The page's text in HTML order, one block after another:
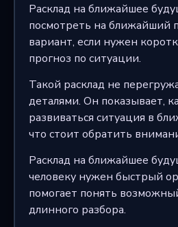
Расклад на ближайшее
посмотреть на ближайший
вариант, если нужен
прогноз по ситуации.
Такой расклад не
деталями. Он показывает,
развиваться ситуация в
что стоит обратить
Расклад на ближайшее
человеку нужен быстрый
помогает понять
длинного разбора.